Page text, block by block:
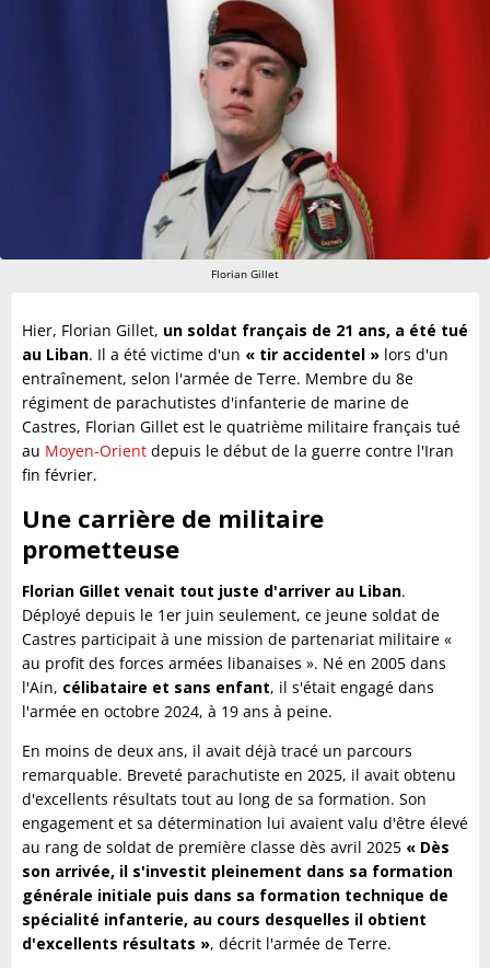
Florian Gillet
Hier, Florian Gillet, un soldat français de 21 ans, a été tué
au Liban. Il a été victime d'un « tir accidentel » lors d'un
entraînement, selon l'armée de Terre. Membre du 8e
régiment de parachutistes d'infanterie de marine de
Castres, Florian Gillet est le quatrième militaire français tué
au Moyen-Orient depuis le début de la guerre contre l'Iran
fin février.
Une carrière de militaire
prometteuse
Florian Gillet venait tout juste d'arriver au Liban.
Déployé depuis le 1er juin seulement, ce jeune soldat de
Castres participait à une mission de partenariat militaire «
au profit des forces armées libanaises ». Né en 2005 dans
l'Ain, célibataire et sans enfant, il s'était engagé dans
l'armée en octobre 2024, à 19 ans à peine.
En moins de deux ans, il avait déjà tracé un parcours
remarquable. Breveté parachutiste en 2025, il avait obtenu
d'excellents résultats tout au long de sa formation. Son
engagement et sa détermination lui avaient valu d'être élevé
au rang de soldat de première classe dès avril 2025 « Dès
son arrivée, il s'investit pleinement dans sa formation
générale initiale puis dans sa formation technique de
spécialité infanterie, au cours desquelles il obtient
d'excellents résultats », décrit l'armée de Terre.